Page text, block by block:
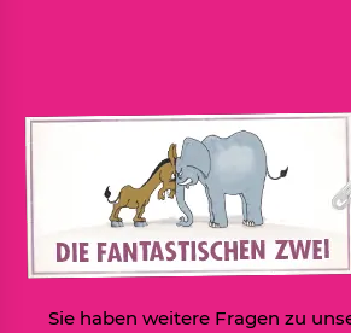
Sie haben weitere Fragen zu